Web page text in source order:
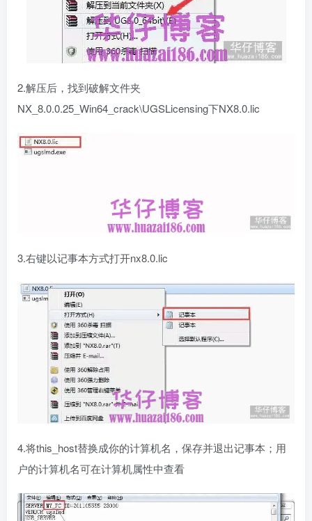
2.解压后，找到破解文件夹
NX_8.0.0.25_Win64_crack\UGSLicensing下NX8.0.lic
3.右键以记事本方式打开nx8.0.lic
4.将this_host替换成你的计算机名，保存并退出记事本；用
户的计算机名可在计算机属性中查看